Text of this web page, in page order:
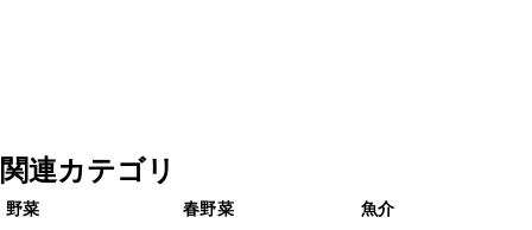
関連カテゴリ
野菜 春野菜 魚介